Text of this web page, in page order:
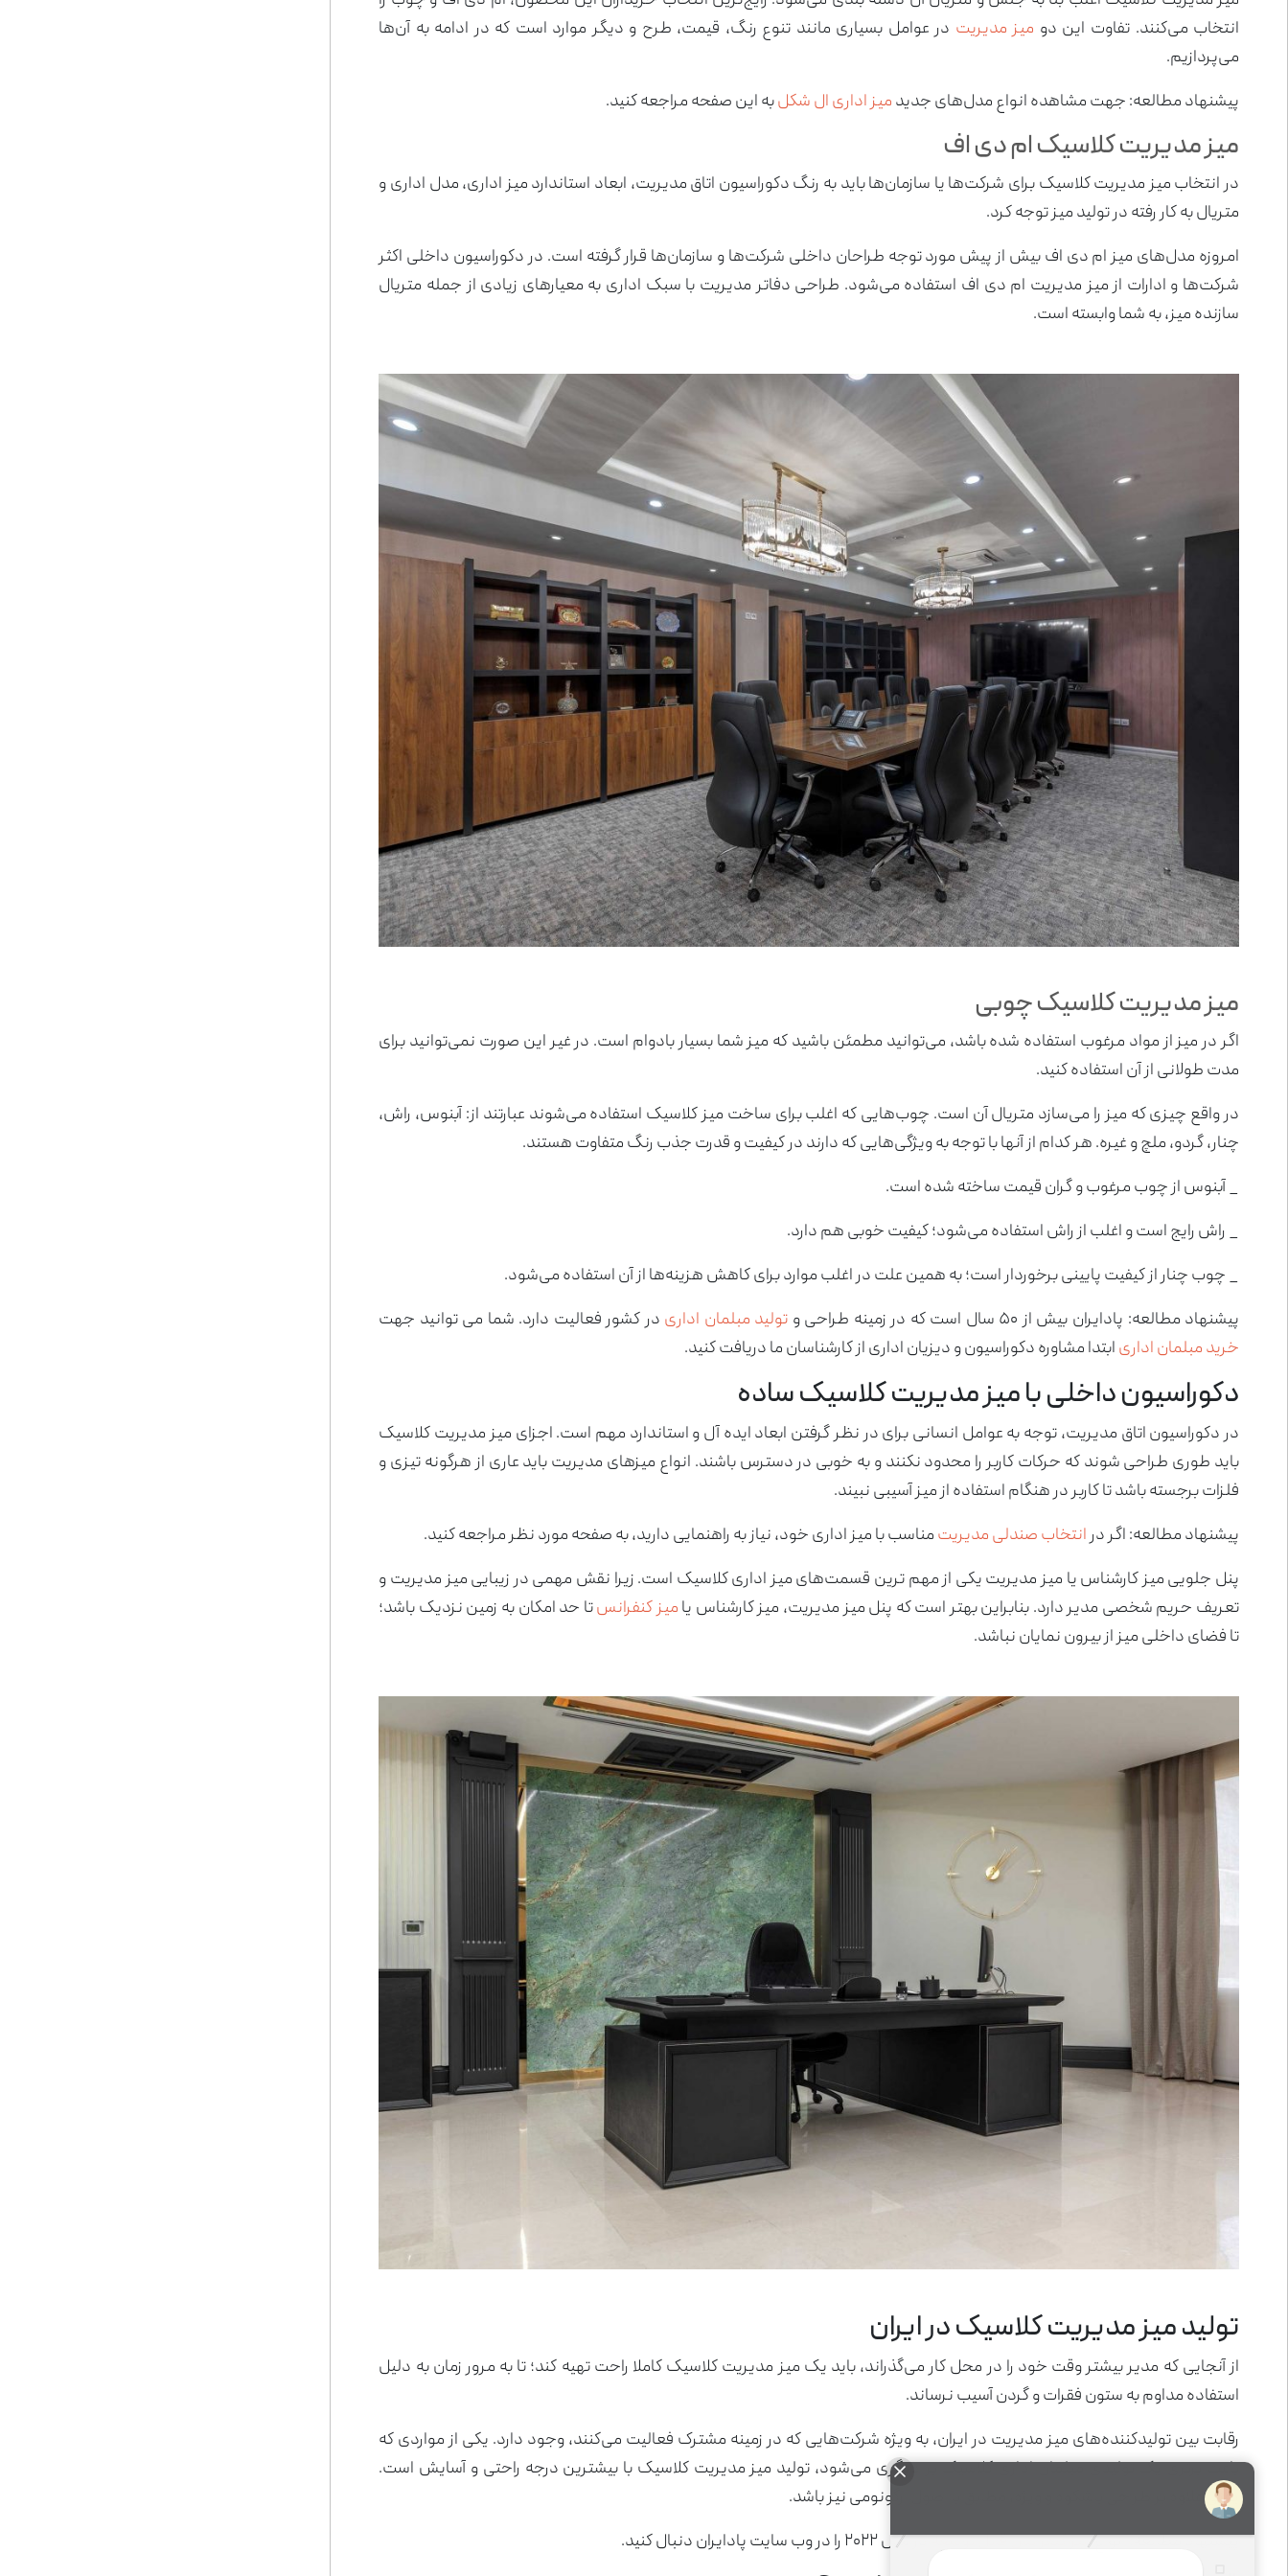
پروژه ها
کاتالوگ
انتخاب می‌کنند. تفاوت این دو میز مدیریت در عوامل بسیاری مانند تنوع رنگ، قیمت، طرح و دیگر موارد است که در ادامه به آن‌ها
می‌پردازیم.
پیشنهاد مطالعه: جهت مشاهده انواع مدل‌های جدید میز اداری ال شکلبه این صفحه مراجعه کنید.
میز مدیریت کلاسیک ام دی اف
در انتخاب میز مدیریت کلاسیک برای شرکت‌ها یا سازمان‌ها باید به رنگ دکوراسیون اتاق مدیریت، ابعاد استاندارد میز اداری، مدل اداری و
متریال به کار رفته در تولید میز توجه کرد.
امروزه مدل‌های میز ام دی اف بیش از پیش مورد توجه طراحان داخلی شرکت‌ها و سازمان‌ها قرار گرفته است. در دکوراسیون داخلی اکثر
شرکت‌ها و ادارات از میز مدیریت ام دی اف استفاده می‌شود. طراحی دفاتر مدیریت با سبک اداری به معیارهای زیادی از جمله متریال
سازنده میز، به شما وابسته است.
میز مدیریت کلاسیک چوبی
اگر در میز از مواد مرغوب استفاده شده باشد، می‌توانید مطمئن باشید که میز شما بسیار بادوام است. در غیر این صورت نمی‌توانید برای
مدت طولانی از آن استفاده کنید.
در واقع چیزی که میز را می‌سازد متریال آن است. چوب‌هایی که اغلب برای ساخت میز کلاسیک استفاده می‌شوند عبارتند از: آبنوس، راش،
چنار، گردو، ملچ و غیره. هر کدام از آنها با توجه به ویژگی‌هایی که دارند در کیفیت و قدرت جذب رنگ متفاوت هستند.
_ آبنوس از چوب مرغوب و گران قیمت ساخته شده است.
_ راش رایج است و اغلب از راش استفاده می‌شود؛ کیفیت خوبی هم دارد.
_ چوب چنار از کیفیت پایینی برخوردار است؛ به همین علت در اغلب موارد برای کاهش هزینه‌ها از آن استفاده می‌شود.
پیشنهاد مطالعه: پادایران بیش از ۵۰ سال است که در زمینه طراحی و
تولید مبلمان اداری در کشور فعالیت دارد. شما می توانید جهت
خرید مبلمان اداری ابتدا مشاوره دکوراسیون و دیزیان اداری از کارشناسان ما دریافت کنید.
دکوراسیون داخلی با میز مدیریت کلاسیک ساده
در دکوراسیون اتاق مدیریت، توجه به عوامل انسانی برای در نظر گرفتن ابعاد ایده آل و استاندارد مهم است. اجزای میز مدیریت کلاسیک
باید طوری طراحی شوند که حرکات کاربر را محدود نکنند و به خوبی در دسترس باشند. انواع میزهای مدیریت باید عاری از هرگونه تیزی و
فلزات برجسته باشد تا کاربر در هنگام استفاده از میز آسیبی نبیند.
پیشنهاد مطالعه: اگر در انتخاب صندلی مدیریت مناسب با میز اداری خود، نیاز به راهنمایی دارید، به صفحه مورد نظر مراجعه کنید.
پنل جلویی میز کارشناس یا میز مدیریت یکی از مهم ترین قسمت‌های میز اداری کلاسیک است. زیرا نقش مهمی در زیبایی میز مدیریت و
تعریف حریم شخصی مدیر دارد. بنابراین بهتر است که پنل میز مدیریت، میز کارشناس یا میز کنفرانستا حد امکان به زمین نزدیک باشد؛
تا فضای داخلی میز از بیرون نمایان نباشد.
تولید میز مدیریت کلاسیک در ایران
از آنجایی که مدیر بیشتر وقت خود را در محل کار می‌گذراند، باید یک میز مدیریت کلاسیک کاملا راحت تهیه کند؛ تا به مرور زمان به دلیل
استفاده مداوم به ستون فقرات و گردن آسیب نرساند.
رقابت بین تولیدکننده‌های میز مدیریت در ایران، به ویژه شرکت‌هایی که در زمینه مشترک فعالیت می‌کنند، وجود دارد. یکی از مواردی که
باعث برتری یک تولیدی مبلمان اداری کلاسیک بر دیگری می‌شود، تولید میز مدیریت کلاسیک با بیشترین درجه راحتی و آسایش است.
یعنی علاوه بر طراحی باشکوه و ویژه، مطابق با اصول ارگونومی نیز باشد.
پیشنهاد مطالعه: انواعمیز کنفرانس قابل توسعهدر سال ۲۰۲۲ را در وب سایت پادایران دنبال کنید.